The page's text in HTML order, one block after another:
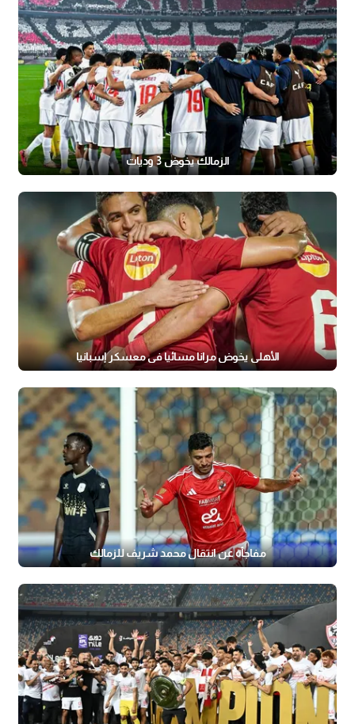
الزمالك يخوض 3 وديات
الأهلي يخوض مرانا مسائيا في معسكر إسبانيا
مفاجأة عن انتقال محمد شريف للزمالك